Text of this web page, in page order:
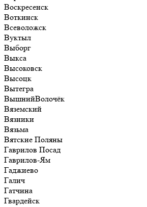
Воскресенск
Воткинск
Всеволожск
Вуктыл
Выборг
Выкса
Высоковск
Высоцк
Вытегра
ВышнийВолочёк
Вяземский
Вязники
Вязьма
Вятские Поляны
Гаврилов Посад
Гаврилов-Ям
Гаджиево
Галич
Гатчина
Гвардейск